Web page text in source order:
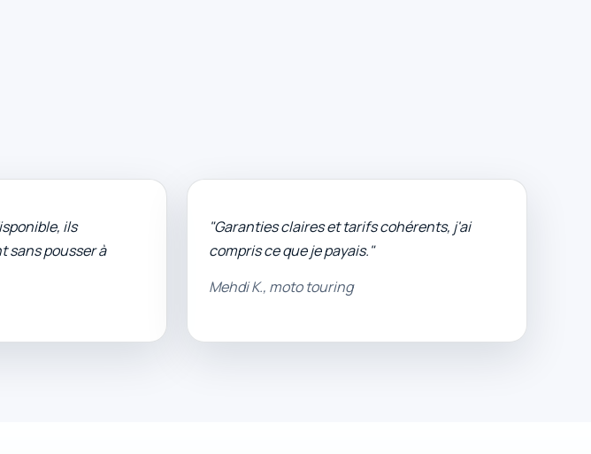
ils
sans pousser à
"Garanties claires et tarifs cohérents, j'ai
compris ce que je payais."
Mehdi K., moto touring